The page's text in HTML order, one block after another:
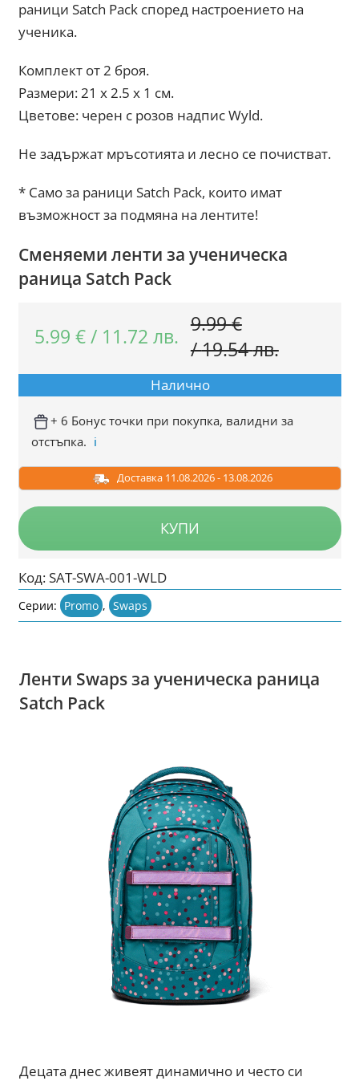
раници Satch Pack според настроението на
ученика.
Комплект от 2 броя.
Размери: 21 х 2.5 х 1 см.
Цветове: черен с розов надпис Wyld.
Не задържат мръсотията и лесно се почистват.
* Само за раници Satch Pack, които имат
възможност за подмяна на лентите!
Сменяеми ленти за ученическа
раница Satch Pack
9.99€
/19.54лв.Original
price
was:
9.99 €
лв..
5.99€ / 11.72лв.
цена
е:
5.99 €
лв..
Налично
+ 6 Бонус точки при покупка, валидни за
отстъпка. ℹ️
Доставка 11.08.2026 - 13.08.2026
КУПИ
Код:SAT-SWA-001-WLD
Серии: Promo , Swaps
Ленти Swaps за ученическа раница
Satch Pack
Децата днес живеят динамично и често си